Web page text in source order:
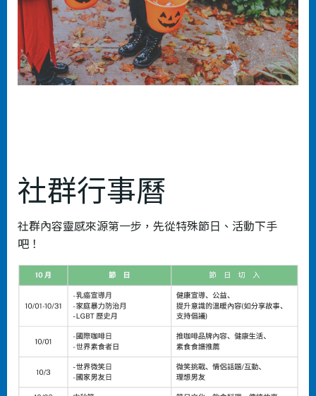
社群⾏事曆
社群內容靈感來源第⼀步，先從特殊節⽇、活動下⼿
吧！